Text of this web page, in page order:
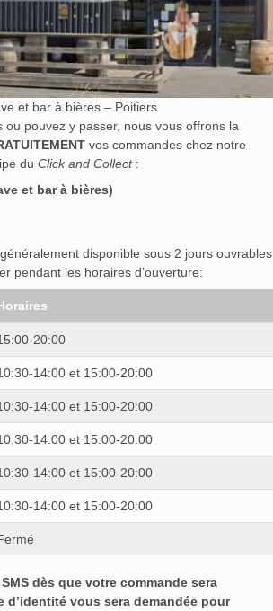
et bar à bières – Poitiers
ou pouvez y passer, nous vous offrons la
vos commandes chez notre
du Click and Collect:
et bar à bières)
disponible sous 2 jours ouvrables
pendant les horaires d’ouverture:
20:00
14:00 et 15:00-20:00
14:00 et 15:00-20:00
14:00 et 15:00-20:00
14:00 et 15:00-20:00
14:00 et 15:00-20:00
dès que votre commande sera
d’identité vous sera demandée pour